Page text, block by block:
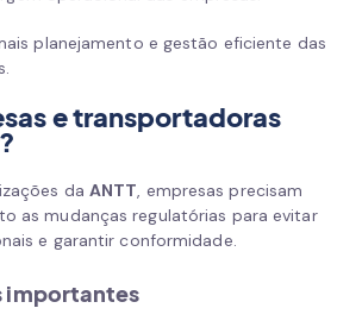
planejamento e gestão eficiente das
e transportadoras
da ANTT, empresas precisam
as mudanças regulatórias para evitar
e garantir conformidade.
importantes